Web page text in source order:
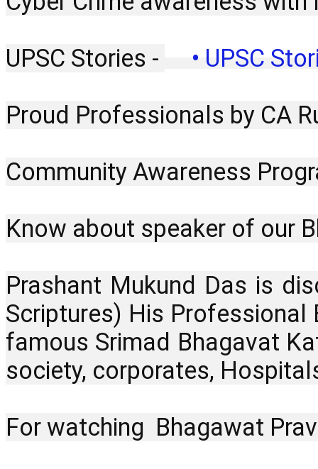
UPSC Stories -
• UPSC
Proud Professionals by CA
Community Awareness
Know about speaker of our
Prashant Mukund Das is
Scriptures) His Professional
famous Srimad Bhagavat
society, corporates,
For watching  Bhagawat